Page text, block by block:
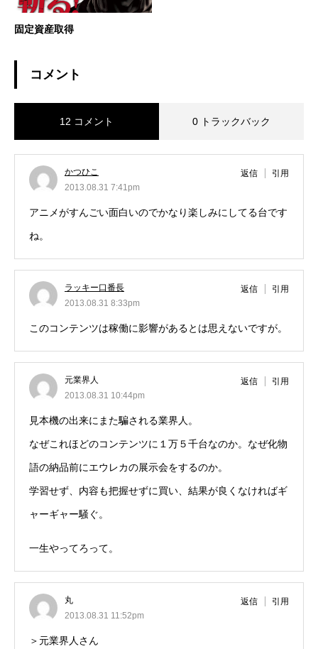
固定資産取得
コメント
12 コメント 0 トラックバック
かつひこ
2013.08.31 7:41pm
返信 引用
アニメがすんごい面白いのでかなり楽しみにしてる台です
ね。
ラッキー口番長
2013.08.31 8:33pm
返信 引用
このコンテンツは稼働に影響があるとは思えないですが。
元業界人
2013.08.31 10:44pm
返信 引用
見本機の出来にまた騙される業界人。
なぜこれほどのコンテンツに１万５千台なのか。なぜ化物
語の納品前にエウレカの展示会をするのか。
学習せず、内容も把握せずに買い、結果が良くなければギ
ャーギャー騒ぐ。
一生やってろって。
丸
2013.08.31 11:52pm
返信 引用
＞元業界人さん